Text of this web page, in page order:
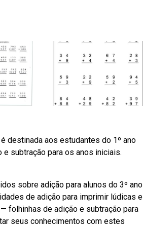
destinada aos estudantes do 1º ano
subtração para os anos iniciais.
sobre adição para alunos do 3º ano
de adição para imprimir lúdicas e
folhinhas de adição e subtração para
seus conhecimentos com estes